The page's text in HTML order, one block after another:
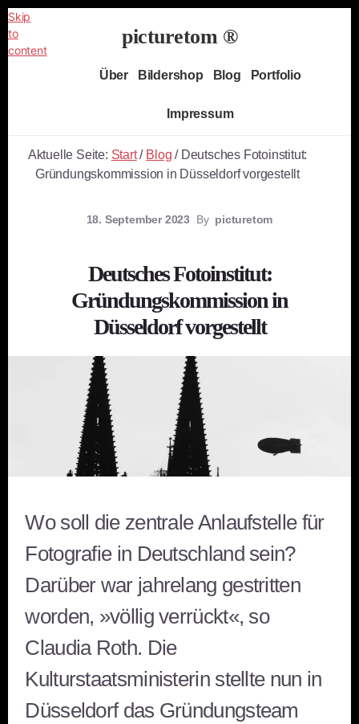
Skip
to
content
picturetom ®
Independent
Über Bildershop Blog Portfolio
Impressum
Aktuelle Seite: Start / Blog /Deutsches Fotoinstitut:
Gründungskommission in Düsseldorf vorgestellt
18. September 2023 By picturetom
Deutsches Fotoinstitut:
Gründungskommission in
Düsseldorf vorgestellt
Wo soll die zentrale Anlaufstelle für
Fotografie in Deutschland sein?
Darüber war jahrelang gestritten
worden, »völlig verrückt«, so
Claudia Roth. Die
Kulturstaatsministerin stellte nun in
Düsseldorf das Gründungsteam